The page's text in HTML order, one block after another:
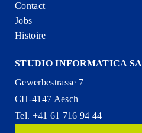
Contact
Jobs
Histoire
STUDIO INFORMATICA SA
Gewerbestrasse 7
CH-4147 Aesch
Tel. +41 61 716 94 44